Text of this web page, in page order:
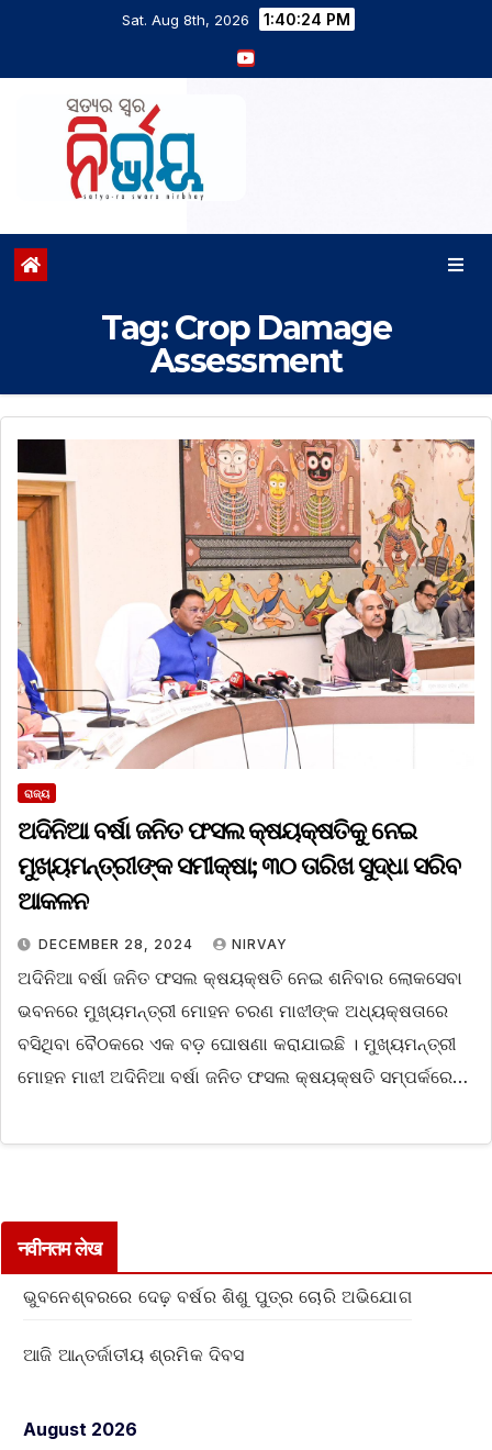
Sat. Aug 8th, 2026 1:40:25 PM
Tag:Crop Damage
Assessment
ରାଜ୍ୟ
ଅଦିନିଆ ବର୍ଷା ଜନିତ ଫସଲ କ୍ଷୟକ୍ଷତିକୁ ନେଇ
ମୁଖ୍ୟମନ୍ତ୍ରୀଙ୍କ ସମୀକ୍ଷା; ୩୦ ତାରିଖ ସୁଦ୍ଧା ସରିବ
ଆକଳନ
DECEMBER 28, 2024 NIRVAY
ଅଦିନିଆ ବର୍ଷା ଜନିତ ଫସଲ କ୍ଷୟକ୍ଷତି ନେଇ ଶନିବାର ଲୋକସେବା
ଭବନରେ ମୁଖ୍ୟମନ୍ତ୍ରୀ ମୋହନ ଚରଣ ମାଝୀଙ୍କ ଅଧ୍ୟକ୍ଷତାରେ
ବସିଥିବା ବୈଠକରେ ଏକ ବଡ଼ ଘୋଷଣା କରାଯାଇଛି । ମୁଖ୍ୟମନ୍ତ୍ରୀ
ମୋହନ ମାଝୀ ଅଦିନିଆ ବର୍ଷା ଜନିତ ଫସଲ କ୍ଷୟକ୍ଷତି ସମ୍ପର୍କରେ…
नवीनतम लेख
ଭୁବନେଶ୍ବରରେ ଦେଢ଼ ବର୍ଷର ଶିଶୁ ପୁତ୍ର ଚୋରି ଅଭିଯୋଗ
ଆଜି ଆନ୍ତର୍ଜାତୀୟ ଶ୍ରମିକ ଦିବସ
August 2026